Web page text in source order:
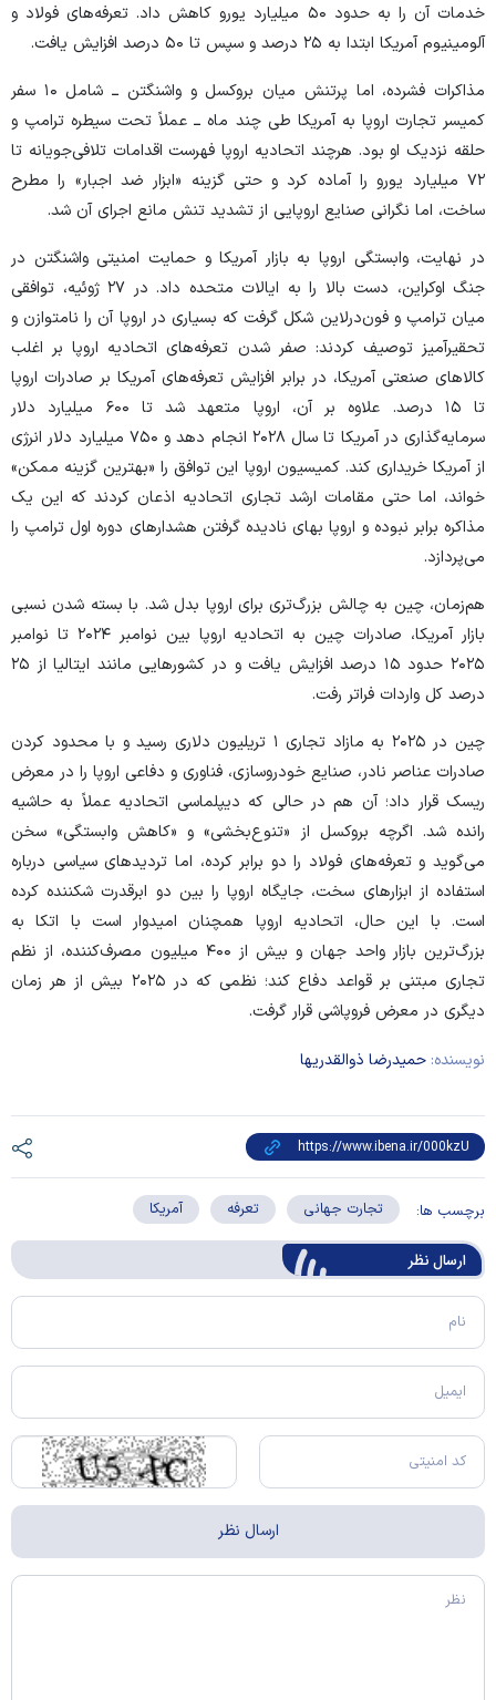
خدمات آن را به حدود ۵۰ میلیارد یورو کاهش داد. تعرفه‌های فولاد و
آلومینیوم آمریکا ابتدا به ۲۵ درصد و سپس تا ۵۰ درصد افزایش یافت.
مذاکرات فشرده، اما پرتنش میان بروکسل و واشنگتن ــ شامل ۱۰ سفر
کمیسر تجارت اروپا به آمریکا طی چند ماه ــ عملاً تحت سیطره ترامپ و
حلقه نزدیک او بود. هرچند اتحادیه اروپا فهرست اقدامات تلافی‌جویانه تا
۷۲ میلیارد یورو را آماده کرد و حتی گزینه «ابزار ضد اجبار» را مطرح
ساخت، اما نگرانی صنایع اروپایی از تشدید تنش مانع اجرای آن شد.
در نهایت، وابستگی اروپا به بازار آمریکا و حمایت امنیتی واشنگتن در
جنگ اوکراین، دست بالا را به ایالات متحده داد. در ۲۷ ژوئیه، توافقی
میان ترامپ و فون‌درلاین شکل گرفت که بسیاری در اروپا آن را نامتوازن و
تحقیرآمیز توصیف کردند: صفر شدن تعرفه‌های اتحادیه اروپا بر اغلب
کالا‌های صنعتی آمریکا، در برابر افزایش تعرفه‌های آمریکا بر صادرات اروپا
تا ۱۵ درصد. علاوه بر آن، اروپا متعهد شد تا ۶۰۰ میلیارد دلار
سرمایه‌گذاری در آمریکا تا سال ۲۰۲۸ انجام دهد و ۷۵۰ میلیارد دلار انرژی
از آمریکا خریداری کند. کمیسیون اروپا این توافق را «بهترین گزینه ممکن»
خواند، اما حتی مقامات ارشد تجاری اتحادیه اذعان کردند که این یک
مذاکره برابر نبوده و اروپا بهای نادیده گرفتن هشدار‌های دوره اول ترامپ را
می‌پردازد.
هم‌زمان، چین به چالش بزرگ‌تری برای اروپا بدل شد. با بسته شدن نسبی
بازار آمریکا، صادرات چین به اتحادیه اروپا بین نوامبر ۲۰۲۴ تا نوامبر
۲۰۲۵ حدود ۱۵ درصد افزایش یافت و در کشور‌هایی مانند ایتالیا از ۲۵
درصد کل واردات فراتر رفت.
چین در ۲۰۲۵ به مازاد تجاری ۱ تریلیون دلاری رسید و با محدود کردن
صادرات عناصر نادر، صنایع خودروسازی، فناوری و دفاعی اروپا را در معرض
ریسک قرار داد؛ آن هم در حالی که دیپلماسی اتحادیه عملاً به حاشیه
رانده شد. اگرچه بروکسل از «تنوع‌بخشی» و «کاهش وابستگی» سخن
می‌گوید و تعرفه‌های فولاد را دو برابر کرده، اما تردید‌های سیاسی درباره
استفاده از ابزار‌های سخت، جایگاه اروپا را بین دو ابرقدرت شکننده کرده
است. با این حال، اتحادیه اروپا همچنان امیدوار است با اتکا به
بزرگ‌ترین بازار واحد جهان و بیش از ۴۰۰ میلیون مصرف‌کننده، از نظم
تجاری مبتنی بر قواعد دفاع کند؛ نظمی که در ۲۰۲۵ بیش از هر زمان
دیگری در معرض فروپاشی قرار گرفت.
نویسنده: حمیدرضا ذوالقدریها
برچسب ها: تجارت جهانی تعرفه آمریکا
ارسال‌ نظر